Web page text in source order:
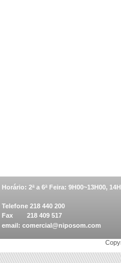
Horário: 2ª a 6ª Feira: 9H00~13H00,
Telefone 218 440 200
Fax 218 409 517
email: comercial@niposom.com